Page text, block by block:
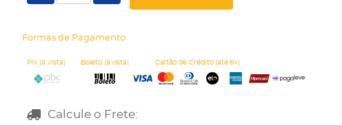
Formas de Pagamento
Calcule o Frete: